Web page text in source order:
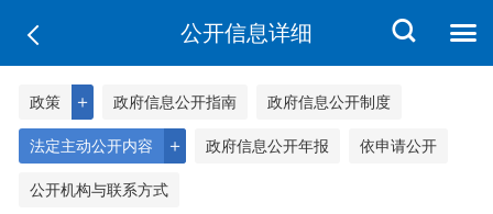
公开信息详细
＋
政策 政府信息公开指南 政府信息公开制度
＋
法定主动公开内容 政府信息公开年报 依申请公开
公开机构与联系方式